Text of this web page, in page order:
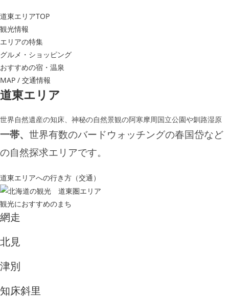
道東エリアTOP
観光情報
エリアの特集
グルメ・ショッピング
おすすめの宿・温泉
MAP / 交通情報
道東エリア
世界自然遺産の知床、神秘の自然景観の阿寒摩周国立公園や釧路湿原
一帯、 世界有数のバードウォッチングの春国岱など
の自然探求エリアです。
道東エリアへの行き方（交通）
観光におすすめのまち
網走
北見
津別
知床斜里